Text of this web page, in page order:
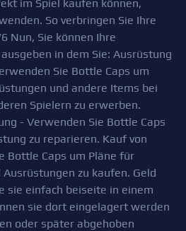
im Spiel kaufen können,
So verbringen Sie Ihre
Nun, Sie können Ihre
in dem Sie: Ausrüstung
Sie Bottle Caps um
und andere Items bei
Spielern zu erwerben.
- Verwenden Sie Bottle Caps
zu reparieren. Kauf von
Bottle Caps um Pläne für
zu kaufen. Geld
sie einfach beiseite in einem
sie dort eingelagert werden
oder später abgehoben